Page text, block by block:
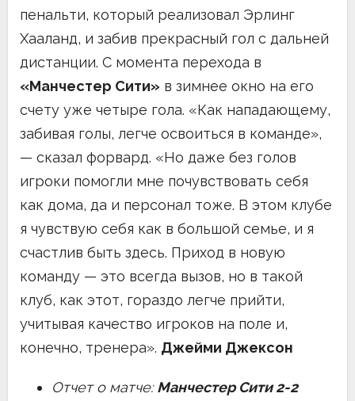
пенальти, который реализовал Эрлинг
Хааланд, и забив прекрасный гол с дальней
дистанции. С момента перехода в
«Манчестер Сити» в зимнее окно на его
счету уже четыре гола. «Как нападающему,
забивая голы, легче освоиться в команде»,
— сказал форвард. «Но даже без голов
игроки помогли мне почувствовать себя
как дома, да и персонал тоже. В этом клубе
я чувствую себя как в большой семье, и я
счастлив быть здесь. Приход в новую
команду — это всегда вызов, но в такой
клуб, как этот, гораздо легче прийти,
учитывая качество игроков на поле и,
конечно, тренера». Джейми Джексон
Отчет о матче:Манчестер Сити 2-2